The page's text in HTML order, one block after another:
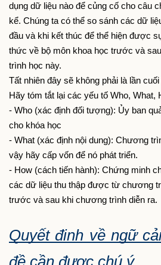
dụng dữ liệu nào để củng cố cho câu
kể. Chúng ta có thể so sánh các dữ
đầu và khi kết thúc để thể hiện được
thức về bộ môn khoa học trước và
trình học này.
Tất nhiên đây sẽ không phải là lần
Hãy tóm tắt lại các yếu tố Who, What,
- Who (xác định đối tượng): Ủy ban
cho khóa học
- What (xác định nội dung): Chương
vậy hãy cấp vốn để nó phát triển.
- How (cách tiến hành): Chứng minh
các dữ liệu thu thập được từ chương
trước và sau khi chương trình diễn ra.
Quyết định về ngữ
đề cần được chú ý